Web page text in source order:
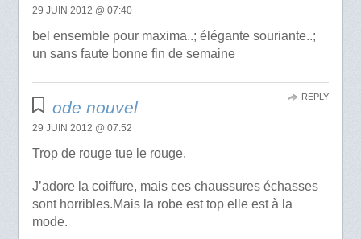
29 JUIN 2012 @ 07:40
bel ensemble pour maxima..; élégante souriante..;
un sans faute bonne fin de semaine
ode nouvel
29 JUIN 2012 @ 07:52
Trop de rouge tue le rouge.
J’adore la coiffure, mais ces chaussures échasses
sont horribles.Mais la robe est top elle est à la
mode.
REPLY